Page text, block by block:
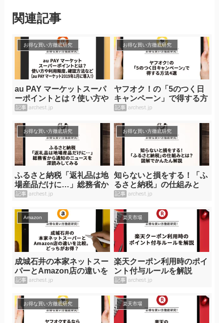
関連記事
お得な買い方徹底研究
au PAY マーケットスーパ
ーポイントとは？使い方や
利用限度、確認方法など
年1月に導入！）
記事 archest.jp
お得な買い方徹底研究
ヤフオク！の「5のつく日
キャンペーン」で得する方
法4選
記事 archest.jp
お得な買い方徹底研究
ふるさと納税「返礼品は地
場産品だけに…」総務省か
ら通知のニュースを深読み
記事 archest.jp
お得な買い方徹底研究
知らないと損をする！「ふ
るさと納税」の仕組みと
は？図解でかんたん解説
記事 archest.jp
Amazon
成城石井の本家ネットスー
パーとAmazon店の違いを
比較。どっちがお得？
記事 archest.jp
楽天市場
楽天クーポン利用時のポイ
ント付与ルールを解説
記事 archest.jp
お得な買い方徹底研究 楽天市場